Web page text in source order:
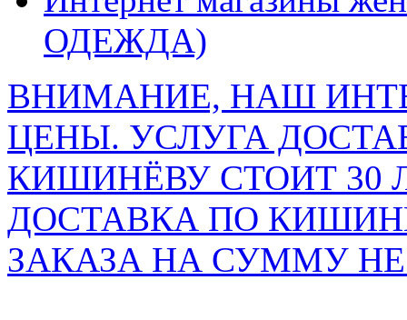
ОДЕЖДА)
ВНИМАНИЕ, НАШ
ЦЕНЫ. УСЛУГА
КИШИНЁВУ СТОИТ 30
ДОСТАВКА ПО
ЗАКАЗА НА СУММУ НЕ